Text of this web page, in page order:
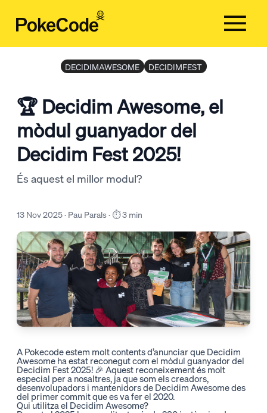
Serveis
Clients
Equip
Blog
Contacta'ns
CA
CA
ES
EN
DECIDIMAWESOME DECIDIMFEST
🏆 Decidim Awesome, el
mòdul guanyador del
Decidim Fest 2025!
És aquest el millor modul?
13 Nov 2025 · Pau Parals · ⏱️ 3 min
A Pokecode estem molt contents d’anunciar que Decidim
Awesome ha estat reconegut com el mòdul guanyador del
Decidim Fest 2025! 🎉 Aquest reconeixement és molt
especial per a nosaltres, ja quesom els creadors,
desenvolupadors i mantenidors de Decidim Awesomedes
del primer commit que es va fer el 2020.
Qui utilitza el Decidim Awesome?